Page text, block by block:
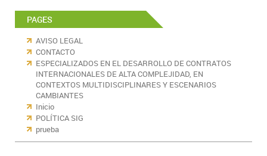
PAGES
AVISO LEGAL
CONTACTO
ESPECIALIZADOS EN EL DESARROLLO DE CONTRATOS
INTERNACIONALES DE ALTA COMPLEJIDAD, EN
CONTEXTOS MULTIDISCIPLINARES Y ESCENARIOS
CAMBIANTES
Inicio
POLÍTICA SIG
prueba